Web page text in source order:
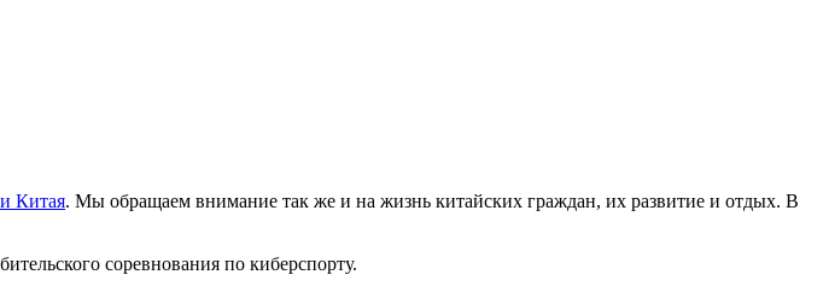
Китая. Мы обращаем внимание так же и на жизнь китайских граждан, их развитие и отдых. В
соревнования по киберспорту.